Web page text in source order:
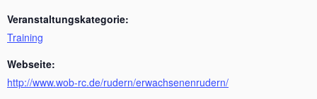
Veranstaltungskategorie:
Training
Webseite:
http://www.wob-rc.de/rudern/erwachsenenrudern/